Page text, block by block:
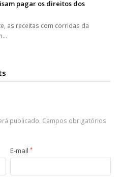
pagar os direitos dos
as receitas com corridas da
publicado. Campos obrigatórios
E-mail*